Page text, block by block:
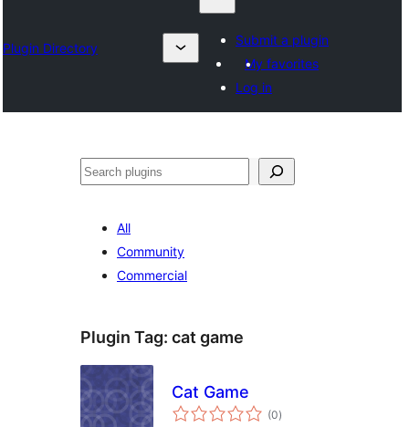
Plugin Directory
Submit a plugin
My favorites
Log in
ရှာ
All
Community
Commercial
Plugin Tag: cat game
Cat Game
(0total
ratings
)